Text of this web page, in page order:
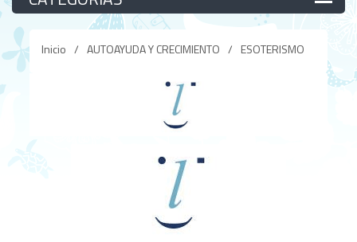
Inicio / AUTOAYUDA Y CRECIMIENTO / ESOTERISMO